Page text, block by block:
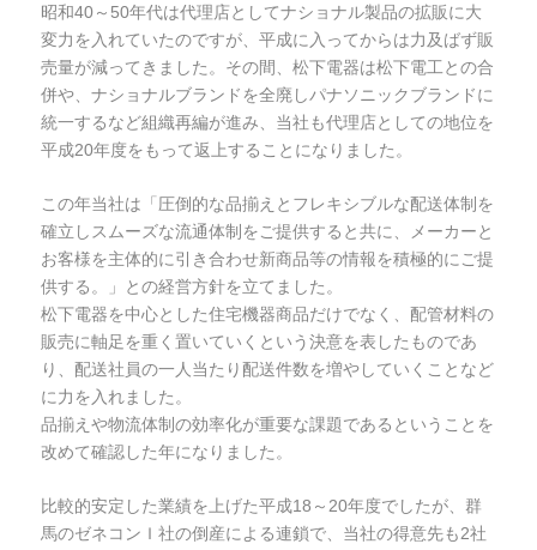
昭和40～50年代は代理店としてナショナル製品の拡販に大
変力を入れていたのですが、平成に入ってからは力及ばず販
売量が減ってきました。その間、松下電器は松下電工との合
併や、ナショナルブランドを全廃しパナソニックブランドに
統一するなど組織再編が進み、当社も代理店としての地位を
平成20年度をもって返上することになりました。
この年当社は「圧倒的な品揃えとフレキシブルな配送体制を
確立しスムーズな流通体制をご提供すると共に、メーカーと
お客様を主体的に引き合わせ新商品等の情報を積極的にご提
供する。」との経営方針を立てました。
松下電器を中心とした住宅機器商品だけでなく、配管材料の
販売に軸足を重く置いていくという決意を表したものであ
り、配送社員の一人当たり配送件数を増やしていくことなど
に力を入れました。
品揃えや物流体制の効率化が重要な課題であるということを
改めて確認した年になりました。
比較的安定した業績を上げた平成18～20年度でしたが、群
馬のゼネコンＩ社の倒産による連鎖で、当社の得意先も2社